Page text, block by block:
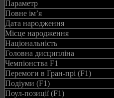
Параметр
Повне ім’я
Дата народження
Місце народження
Національність
Головна дисципліна
Чемпіонства F1
Перемоги в Гран-прі (F1)
Подіуми (F1)
Поул-позиції (F1)